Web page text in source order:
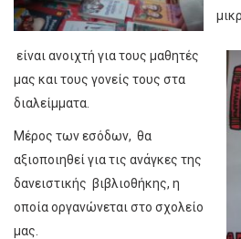
είναι ανοιχτή για τους μαθητές
μας και τους γονείς τους στα
διαλείμματα.
Μέρος των εσόδων, θα
αξιοποιηθεί για τις ανάγκες της
δανειστικής βιβλιοθήκης, η
οποία οργανώνεται στο σχολείο
μας.